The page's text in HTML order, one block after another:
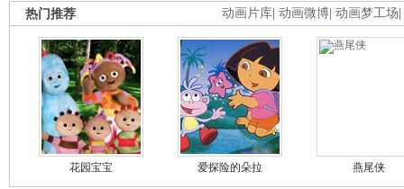
动画片库 动画微博 动画梦工场
热门推荐
花园宝宝 爱探险的朵拉 燕尾侠